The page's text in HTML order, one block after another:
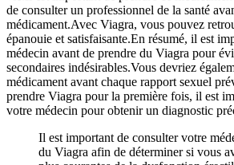
de consulter un professionnel de la santé
médicament.Avec Viagra, vous pouvez
épanouie et satisfaisante.En résumé, il est
médecin avant de prendre du Viagra pour
secondaires indésirables.Vous devriez
médicament avant chaque rapport sexuel
prendre Viagra pour la première fois, il est
votre médecin pour obtenir un diagnostic
Il est important de consulter votre
du Viagra afin de déterminer si vous